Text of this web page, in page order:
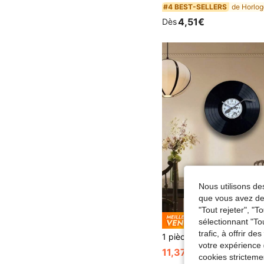
#4 BEST-SELLERS
Dès4,51€
11,37€ 11,48€
Nous utilisons
que vous avez
"Tout rejeter",
sélectionnant
trafic, à offrir
votre expérience
cookies